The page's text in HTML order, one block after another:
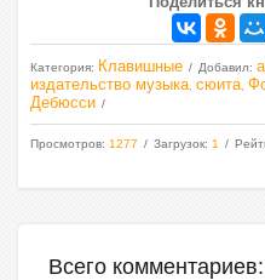
Категория: Клавишные Добавил:
издательство музыка сюита
Дебюсси
Просмотров: 1277 Загрузок: 1
Всего комментариев: